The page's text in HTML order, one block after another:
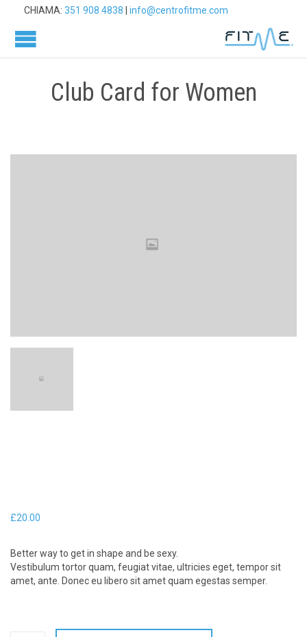
CHIAMA: 351 908 4838 info@centrofitme.com
Club Card for Women
£20.00
Better way to get in shape and be sexy.
Vestibulum tortor quam, feugiat vitae, ultricies eget, tempor sit
amet, ante. Donec eu libero sit amet quam egestas semper.